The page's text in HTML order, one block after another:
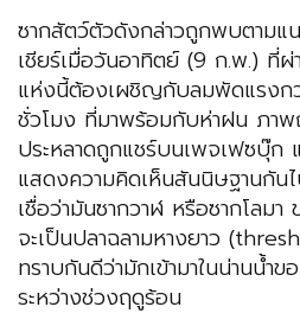
ซากสัตว์ตัวดังกล่าวถูกพบตามแ
เชียร์เมื่อวันอาทิตย์ (9 ก.พ.) ที่
แห่งนี้ต้องเผชิญกับลมพัดแรงก
ชั่วโมง ที่มาพร้อมกับห่าฝน ภาพ
ประหลาดถูกแชร์บนเพจเฟซบุ๊ก
แสดงความคิดเห็นสันนิษฐานกัน
เชื่อว่ามันซากวาฬ หรือซากโลม
จะเป็นปลาฉลามหางยาว
ทราบกันดีว่ามักเข้ามาในน่านน้ำ
ระหว่างช่วงฤดูร้อน